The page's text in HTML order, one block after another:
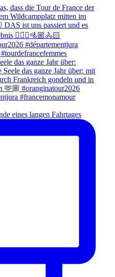
das ganze Jahr über:
eines langen Fahrtages